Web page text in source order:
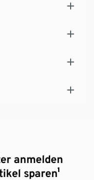
anmelden
sparen¹